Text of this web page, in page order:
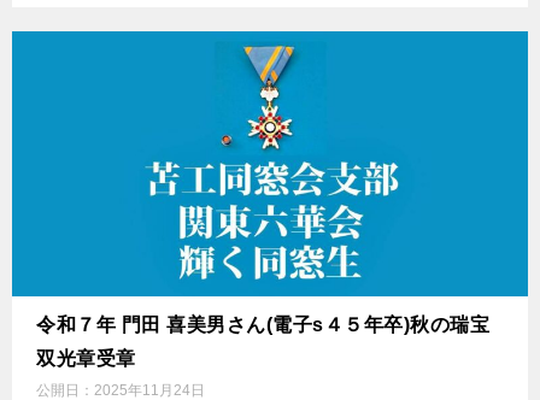
令和７年 門田 喜美男さん(電子s４５年卒)秋の瑞宝
双光章受章
公開日： 2025年11月24日